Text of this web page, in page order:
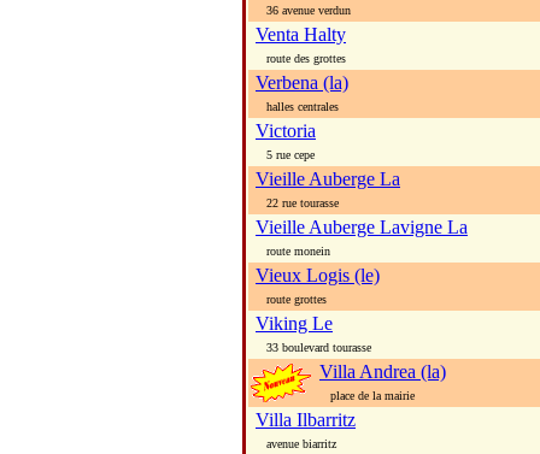
36 avenue verdun
Venta Halty
route des grottes
Verbena (la)
halles centrales
Victoria
5 rue cepe
Vieille Auberge La
22 rue tourasse
Vieille Auberge Lavigne La
route monein
Vieux Logis (le)
route grottes
Viking Le
33 boulevard tourasse
Villa Andrea (la)
place de la mairie
Villa Ilbarritz
avenue biarritz